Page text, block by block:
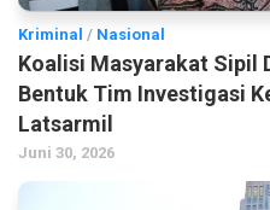
Kriminal / Nasional
Koalisi Masyarakat Sipil
Bentuk Tim Investigasi
Latsarmil
Juni 30, 2026